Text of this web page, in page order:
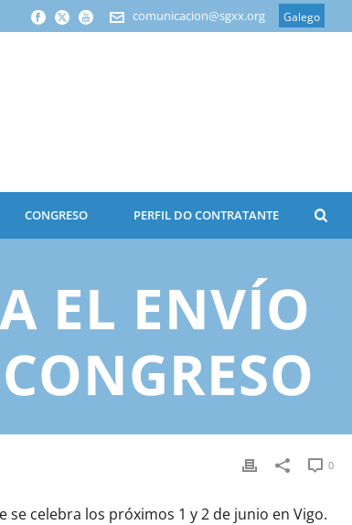
Galego
comunicacion@sgxx.org
CONGRESO PERFIL DO CONTRATANTE
EL ENVÍO
0
se celebra los próximos 1 y 2 de junio en Vigo.